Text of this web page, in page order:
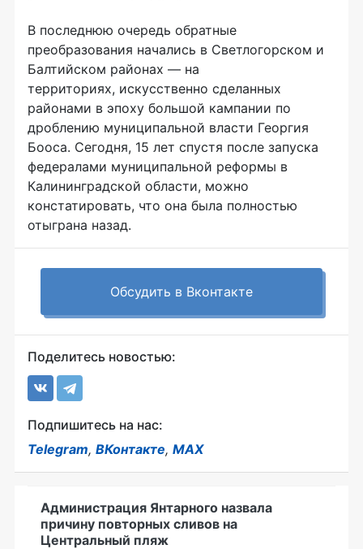
В последнюю очередь обратные
преобразования начались в Светлогорском и
Балтийском районах — на
территориях, искусственно сделанных
районами в эпоху большой кампании по
дроблению муниципальной власти Георгия
Бооса. Сегодня, 15 лет спустя после запуска
федералами муниципальной реформы в
Калининградской области, можно
констатировать, что она была полностью
отыграна назад.
Обсудить в Вконтакте
Поделитесь новостью:
Подпишитесь на нас:
Telegram, ВКонтакте, MAX
Администрация Янтарного назвала
причину повторных сливов на
Центральный пляж